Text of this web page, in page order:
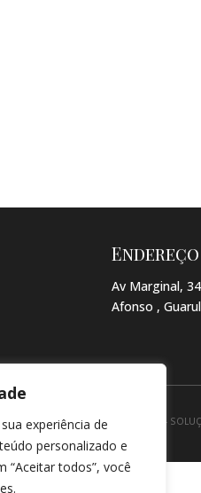
experiência de
personalizado e
“Aceitar todos”, você
Endereço
Av Marginal,
Afonso ,
VIEIRA MAKEUP → POR: CONEKI -